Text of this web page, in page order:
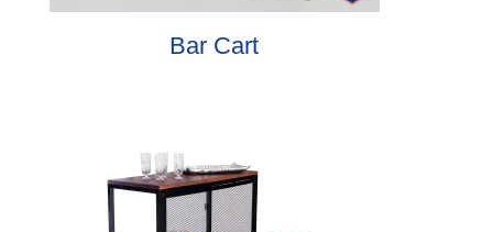
Bar Cart